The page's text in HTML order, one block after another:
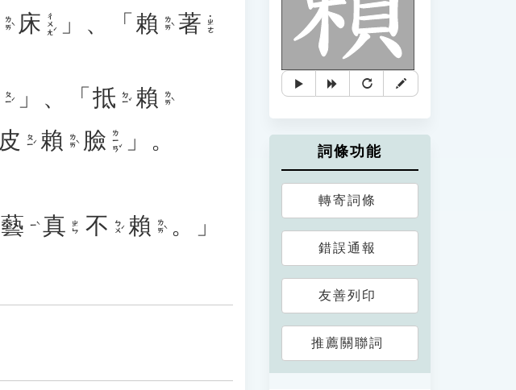
ㄌㄞˋ 床 ㄔㄨㄤˊ 」、「 賴 ㄌㄞˋ 著 ˙ㄓㄜ
ㄆㄧˊ 」、「抵 ㄉㄧˇ 賴 ㄌㄞˋ
皮 ㄆㄧˊ 賴 ㄌㄞˋ 臉 ㄌㄧㄢˇ
」。
藝 ㄧˋ 真 ㄓㄣ 不 ㄅㄨˊ 賴 ㄌㄞˋ 。」
詞條功能
轉寄詞條
錯誤通報
友善列印
推薦關聯詞